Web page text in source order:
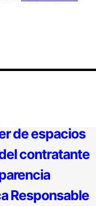
de espacios
contratante
Responsable